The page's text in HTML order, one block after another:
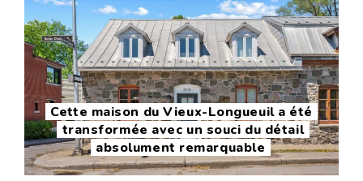
Cette maison du Vieux-Longueuil a été
transformée avec un souci du détail
absolument remarquable